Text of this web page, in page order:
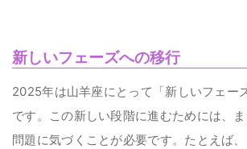
新しいフェーズへの移行
2025年は山羊座にとって「新しいフェー
です。この新しい段階に進むためには、
問題に気づくことが必要です。たとえば